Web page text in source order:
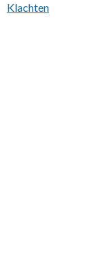
Klachten